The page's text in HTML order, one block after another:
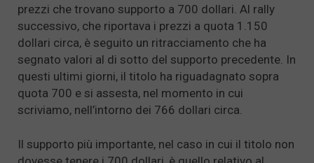
prezzi che trovano supporto a 700 dollari. Al rally
successivo, che riportava i prezzi a quota 1.150
dollari circa, è seguito un ritracciamento che ha
segnato valori al di sotto del supporto precedente. In
questi ultimi giorni, il titolo ha riguadagnato sopra
quota 700 e si assesta, nel momento in cui
scriviamo, nell’intorno dei 766 dollari circa.
Il supporto più importante, nel caso in cui il titolo non